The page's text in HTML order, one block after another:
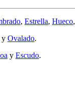
, Estrella, Hueco,
y Ovalado.
y Escudo.